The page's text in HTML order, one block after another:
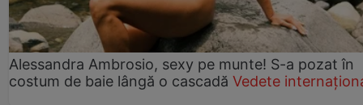
Alessandra Ambrosio, sexy pe munte! S-a pozat în
costum de baie lângă o cascadă Vedete